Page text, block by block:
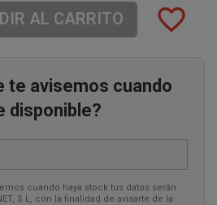
AL CARRITO favorite_border
te avisemos cuando
disponible?
cuando haya stock tus datos serán
S.L, con la finalidad de avisarte de la